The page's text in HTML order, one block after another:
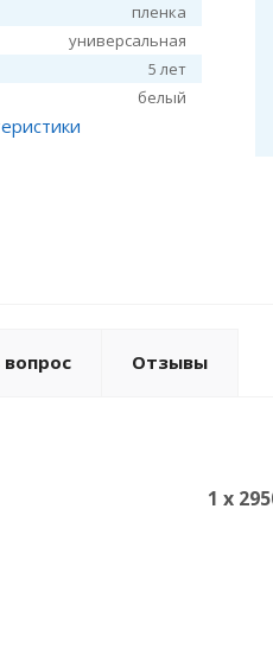
пленка
универсальная
5 лет
белый
Отзывы
1 x